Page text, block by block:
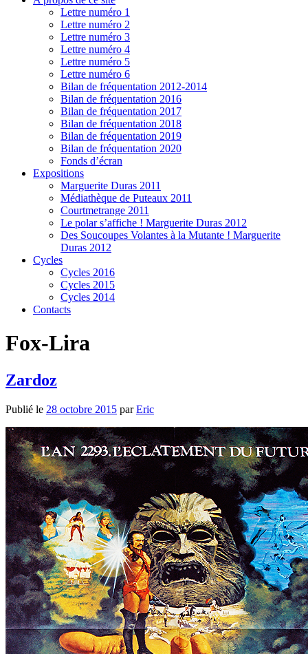
Lettre numéro 1
Lettre numéro 2
Lettre numéro 3
Lettre numéro 4
Lettre numéro 5
Lettre numéro 6
Bilan de fréquentation 2012-2014
Bilan de fréquentation 2016
Bilan de fréquentation 2017
Bilan de fréquentation 2018
Bilan de fréquentation 2019
Bilan de fréquentation 2020
Fonds d’écran
Expositions
Marguerite Duras 2011
Médiathèque de Puteaux 2011
Courtmetrange 2011
Le polar s’affiche ! Marguerite Duras 2012
Des Soucoupes Volantes à la Mutante ! Marguerite
Duras 2012
Cycles
Cycles 2016
Cycles 2015
Cycles 2014
Contacts
Fox-Lira
Zardoz
Publié le 28 octobre 2015 parEric